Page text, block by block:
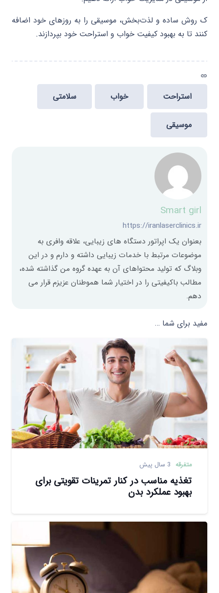
ک روش ساده و لذت‌بخش، موسیقی را به روزهای خود اضافه
کنند تا به بهبود کیفیت خواب و استراحت خود بپردازند.
link
استراحت خواب سلامتی
موسیقی
Smart girl
https://iranlaserclinics.ir
بعنوان یک اپراتور دستگاه های زیبایی، علاقه وافری به
موضوعات مرتبط با خدمات زیبایی داشته و دارم و در این
وبلاگ که تولید محتواهای آن به عهده گروه من گذاشته شده،
مطالب باکیفیتی را در اختیار شما هموطنان عزیزم قرار می
دهم.
مفید برای شما …
متفرقه 3 سال پیش
تغذیه مناسب در کنار تمرینات تقویتی برای
بهبود عملکرد بدن